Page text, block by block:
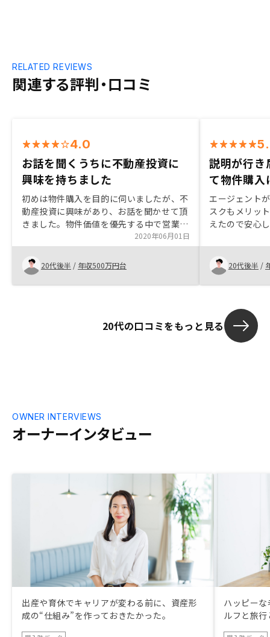
関連する評判・口コミ
RELATED REVIEWS
4.0
お話を聞くうちに不動産投資に
興味を持ちました
初めは物件購入を目的に伺いましたが、不
動産投資に興味があり、お話を聞かせて頂
きました。物件価値を優先する中で営業担
当の方が良い提案を実施して下さり、購入
に至りました。信用を長期的視点で活用出
来るのはメリットだと思います。物件の良
し悪しを説明したり、立地メリット・デメ
リット等をもう少し提案頂ければと思いま
2020年06月01日
20代後半 / 年収500万円台
説明が行き
て物件購入
エージェント
スクもメリッ
えたので安心
20代後半 /
20代の口コミをもっと見る
オーナーインタビュー
OWNER INTERVIEWS
出産や育休でキャリアが変わる前に、資産形
成の“仕組み”を作っておきたかった。
ハッピー
ルフと旅